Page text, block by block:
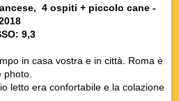
4 ospiti + piccolo cane -
9,3
in casa vostra e in città. Roma è
letto era confortabile e la colazione